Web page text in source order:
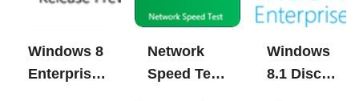
Windows 8
Enterprise
Network
Speed Test
Windows
8.1 Disc